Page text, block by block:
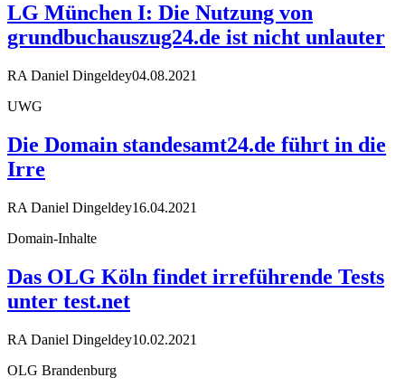
LG München I: Die Nutzung von
grundbuchauszug24.de ist nicht unlauter
RA Daniel Dingeldey04.08.2021
UWG
Die Domain standesamt24.de führt in die
Irre
RA Daniel Dingeldey16.04.2021
Domain-Inhalte
Das OLG Köln findet irreführende Tests
unter test.net
RA Daniel Dingeldey10.02.2021
OLG Brandenburg